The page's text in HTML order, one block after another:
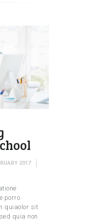
2017
porro
quiaolor sit
quia non